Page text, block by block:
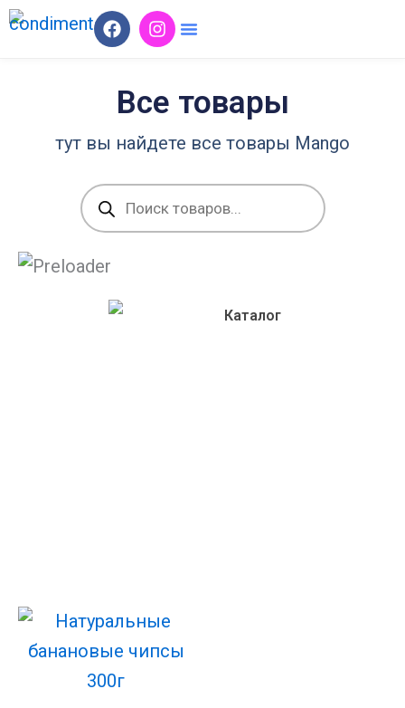
Перейти
F
a
b
o
k
I
n
a
g
a
Все товары
тут вы найдете все товары Mango
Поиск
товаров
Каталог